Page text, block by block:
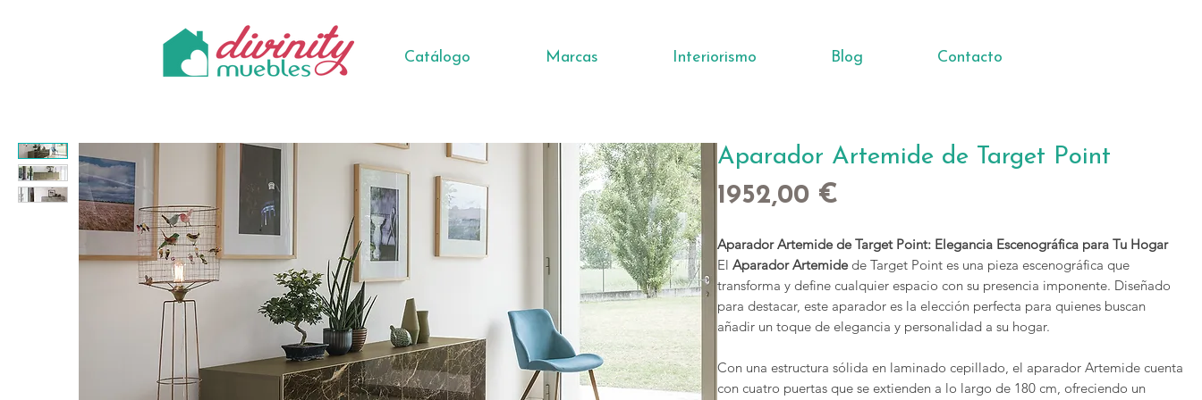
Catálogo Marcas Interiorismo Blog Contacto
Aparador Artemide de Target Point
1952,00 €
Aparador Artemide de Target Point: Elegancia Escenográfica para Tu Hogar
ElAparador Artemidede Target Point es una pieza escenográfica que
transforma y define cualquier espacio con su presencia imponente. Diseñado
para destacar, este aparador es la elección perfecta para quienes buscan
añadir un toque de elegancia y personalidad a su hogar.
Con una estructura sólida en laminado cepillado, el aparador Artemide cuenta
con cuatro puertas que se extienden a lo largo de 180 cm, ofreciendo un